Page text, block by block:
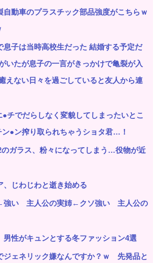
自動車のプラスチック部品強度がこちらｗ
息子は当時高校生だった 結婚する予定だ
いたが息子の一言がきっかけで亀裂が入
えない日々を過ごしていると友人から連
●チでだらしなく変貌してしまったいとこ
●ン搾り取られちゃうショタ君…！
のガラス、粉々になってしまう…役物が近
、じわじわと逝き始める
強い 主人公の実姉←クソ強い 主人公の
性がキュンとする冬ファッション4選
ジェネリック嫌なんですか？ｗ 先発品と